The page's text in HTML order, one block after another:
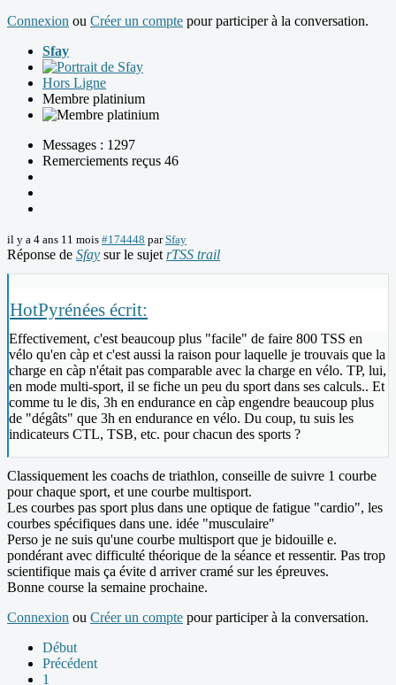
Connexion ou Créer un compte pour participer à la conversation.
Sfay
Hors Ligne
Membre platinium
Messages : 1297
Remerciements reçus 46
il y a 4 ans 11 mois #174448 parSfay
Réponse de Sfay sur le sujet rTSS trail
HotPyrénées écrit:
Effectivement, c'est beaucoup plus "facile" de faire 800 TSS en
vélo qu'en càp et c'est aussi la raison pour laquelle je trouvais que la
charge en càp n'était pas comparable avec la charge en vélo. TP, lui,
en mode multi-sport, il se fiche un peu du sport dans ses calculs.. Et
comme tu le dis, 3h en endurance en càp engendre beaucoup plus
de "dégâts" que 3h en endurance en vélo. Du coup, tu suis les
indicateurs CTL, TSB, etc. pour chacun des sports ?
Classiquement les coachs de triathlon, conseille de suivre 1 courbe
pour chaque sport, et une courbe multisport.
Les courbes pas sport plus dans une optique de fatigue "cardio", les
courbes spécifiques dans une. idée "musculaire"
Perso je ne suis qu'une courbe multisport que je bidouille e.
pondérant avec difficulté théorique de la séance et ressentir. Pas trop
scientifique mais ça évite d arriver cramé sur les épreuves.
Bonne course la semaine prochaine.
Connexion ou Créer un compte pour participer à la conversation.
Début
Précédent
1